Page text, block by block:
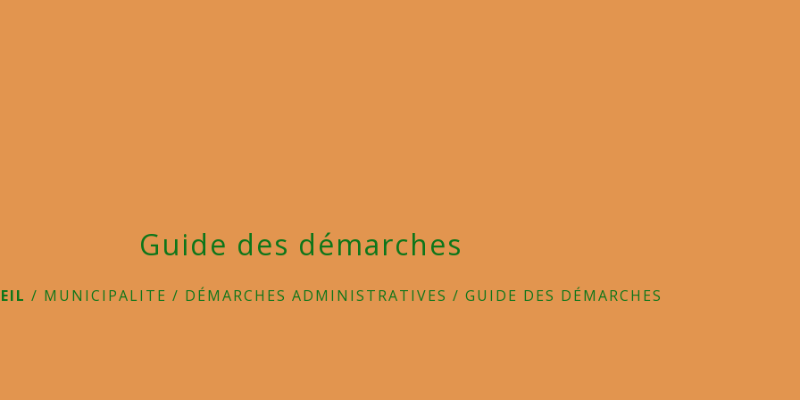
Guide des démarches
/ MUNICIPALITE / DÉMARCHES ADMINISTRATIVES / GUIDE DES DÉMARCHES